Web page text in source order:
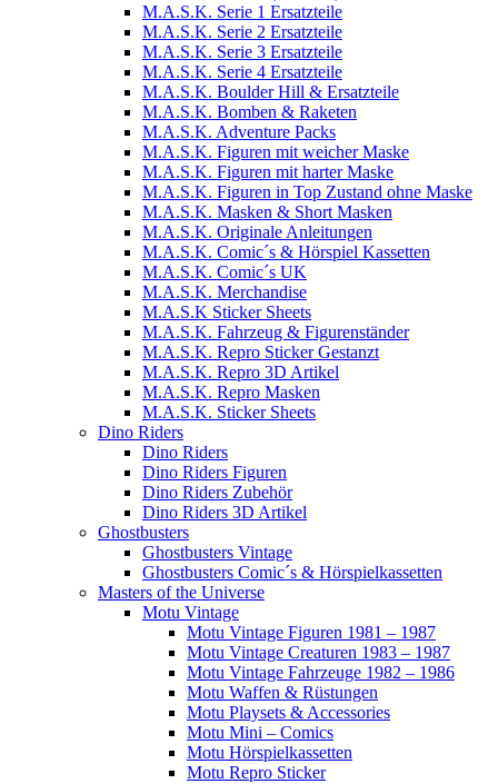
M.A.S.K. Serie 1 Ersatzteile
M.A.S.K. Serie 2 Ersatzteile
M.A.S.K. Serie 3 Ersatzteile
M.A.S.K. Serie 4 Ersatzteile
M.A.S.K. Boulder Hill & Ersatzteile
M.A.S.K. Bomben & Raketen
M.A.S.K. Adventure Packs
M.A.S.K. Figuren mit weicher Maske
M.A.S.K. Figuren mit harter Maske
M.A.S.K. Figuren in Top Zustand ohne Maske
M.A.S.K. Masken & Short Masken
M.A.S.K. Originale Anleitungen
M.A.S.K. Comic´s & Hörspiel Kassetten
M.A.S.K. Comic´s UK
M.A.S.K. Merchandise
M.A.S.K Sticker Sheets
M.A.S.K. Fahrzeug & Figurenständer
M.A.S.K. Repro Sticker Gestanzt
M.A.S.K. Repro 3D Artikel
M.A.S.K. Repro Masken
M.A.S.K. Sticker Sheets
Dino Riders
Dino Riders
Dino Riders Figuren
Dino Riders Zubehör
Dino Riders 3D Artikel
Ghostbusters
Ghostbusters Vintage
Ghostbusters Comic´s & Hörspielkassetten
Masters of the Universe
Motu Vintage
Motu Vintage Figuren 1981 – 1987
Motu Vintage Creaturen 1983 – 1987
Motu Vintage Fahrzeuge 1982 – 1986
Motu Waffen & Rüstungen
Motu Playsets & Accessories
Motu Mini – Comics
Motu Hörspielkassetten
Motu Repro Sticker